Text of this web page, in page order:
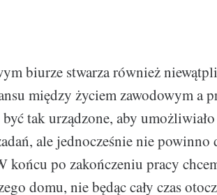
biurze stwarza również
między życiem zawodowym a
tak urządzone, aby
ale jednocześnie nie powinno
końcu po zakończeniu pracy
domu, nie będąc cały czas